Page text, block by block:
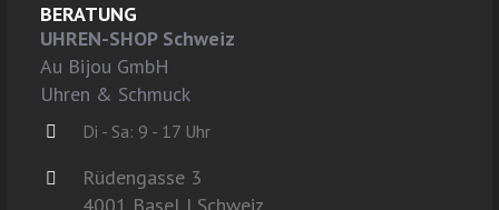
BERATUNG
UHREN-SHOP Schweiz
Au Bijou GmbH
Uhren & Schmuck
Di - Sa: 9 - 17 Uhr
Rüdengasse 3